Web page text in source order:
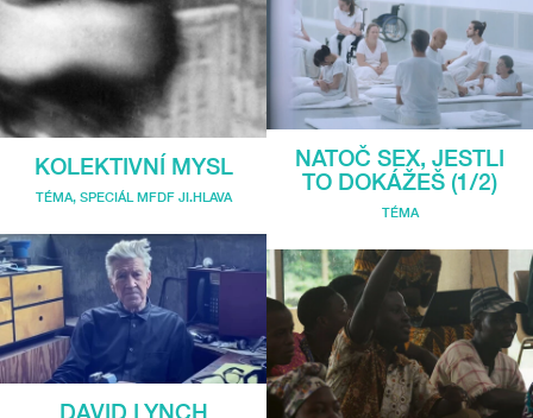
KOLEKTIVNÍ MYSL
TÉMA, SPECIÁL MFDF JI.HLAVA
DAVID LYNCH
NATOČ SEX, JESTLI
TO DOKÁŽEŠ (1/2)
TÉMA